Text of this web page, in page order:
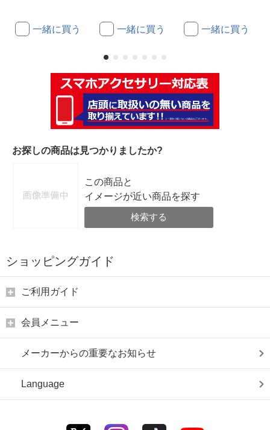
一緒に買う 一緒に買う 一緒に買う
お探しの商品は見つかりましたか?
この商品と
イメージが近い商品を探す
検索する
ショッピングガイド
ご利用ガイド
会員メニュー
メーカーからの重要なお知らせ
Language